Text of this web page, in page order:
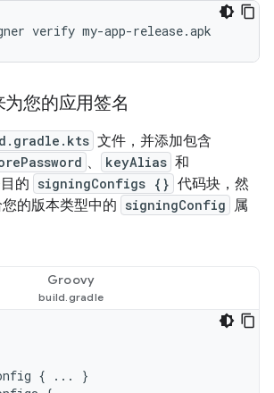
您的应用签名
文件，并添加包含
、 keyAlias 和
的 signingConfigs {} 代码块，然
的版本类型中的 signingConfig 属
Groovy
{ ...
}